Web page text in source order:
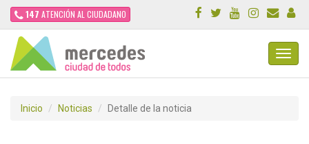
147 ATENCIÓN AL CIUDADANO
Inicio Noticias Detalle de la noticia